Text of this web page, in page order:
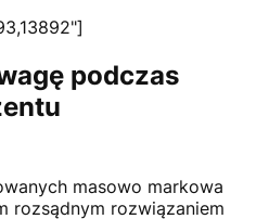
podczas
masowo markowa
rozsądnym rozwiązaniem